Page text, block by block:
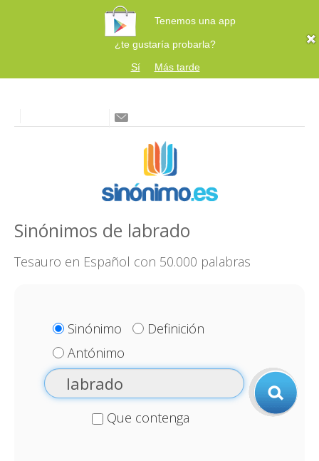
Tenemos una app
¿te gustaría probarla?
Sí
Más tarde
Sinónimos de labrado
Tesauro en Español con 50.000 palabras
Sinónimo
Definición
Antónimo
Que contenga